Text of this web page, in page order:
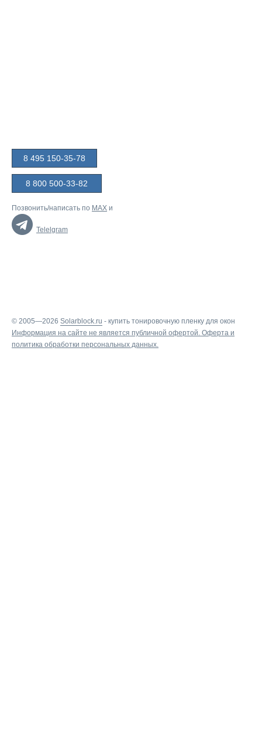
8 495 150-35-78
8 800 500-33-82
Позвонить/написать по MAX и
Telelgram
© 2005—2026 Solarblock.ru - купить тонировочную пленку для окон
Информация на сайте не является публичной офертой. Оферта и
политика обработки персональных данных.